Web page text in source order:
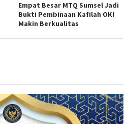
Empat Besar MTQ Sumsel Jadi
Bukti Pembinaan Kafilah OKI
Makin Berkualitas